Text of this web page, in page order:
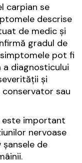
carpian se
descrise
de medic și
gradul de
pot fi
diagnosticului
și
sau
este important
nervoase
de